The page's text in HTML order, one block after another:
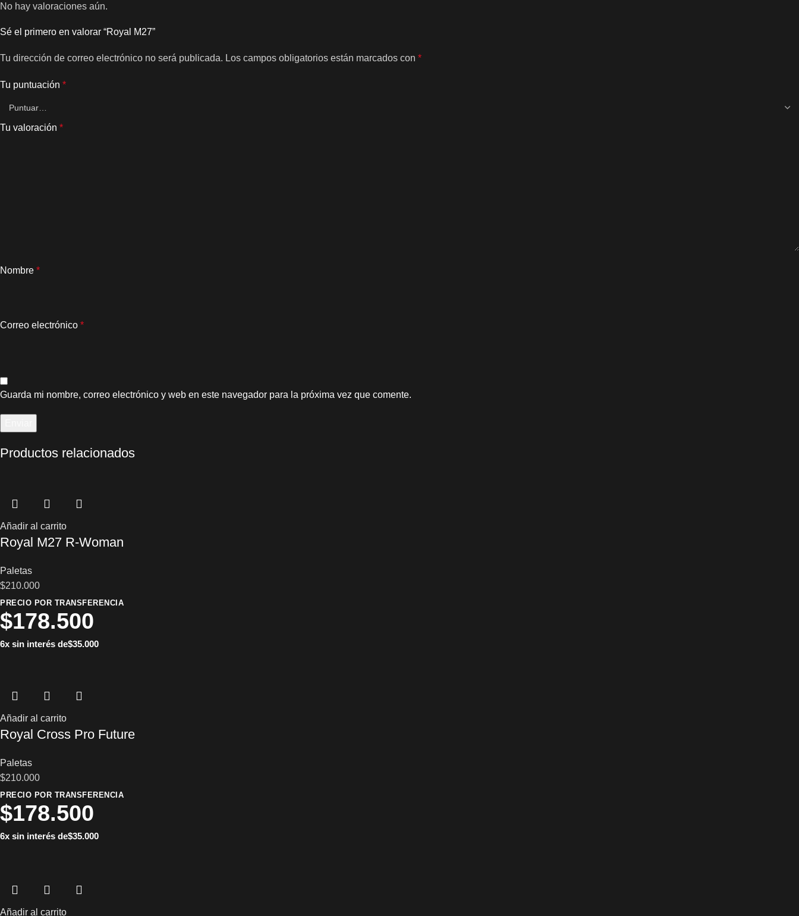
No hay valoraciones aún.
Sé el primero en valorar “Royal M27”
Tu dirección de correo electrónico no será publicada. Los campos obligatorios están marcados con *
Tu puntuación *
Tu valoración *
Nombre *
Correo electrónico *
Guarda mi nombre, correo electrónico y web en este navegador para la próxima vez que comente.
Productos relacionados
Añadir al carrito
Royal M27 R-Woman
Paletas
$210.000
PRECIO POR TRANSFERENCIA
$178.500
6x sin interés de$35.000
Añadir al carrito
Royal Cross Pro Future
Paletas
$210.000
PRECIO POR TRANSFERENCIA
$178.500
6x sin interés de$35.000
Añadir al carrito